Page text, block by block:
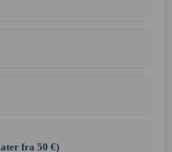
fra 50 €)